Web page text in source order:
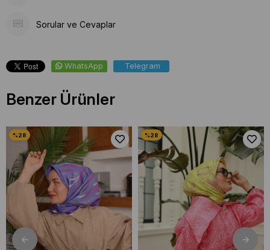
Sorular ve Cevaplar
WhatsApp Telegram
Benzer Ürünler